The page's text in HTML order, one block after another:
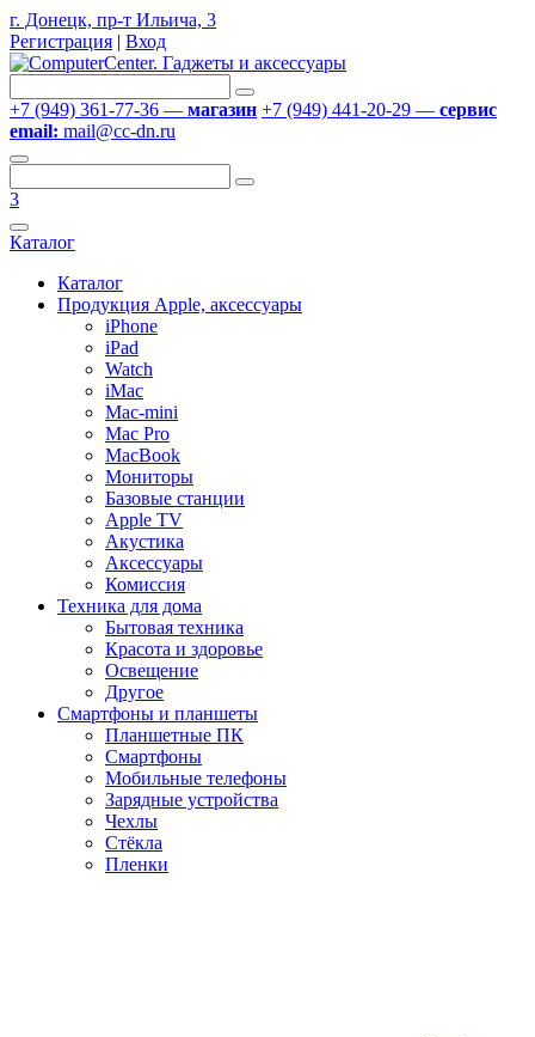
г. Донецк, пр-т Ильича, 3
Регистрация | Вход
+7 (949) 361-77-36 — магазин +7 (949) 441-20-29 — сервис
email: mail@cc-dn.ru
3
Каталог
Каталог
Продукция Apple, аксессуары
iPhone
iPad
Watch
iMac
Mac-mini
Mac Pro
MacBook
Мониторы
Базовые станции
Apple TV
Акустика
Аксессуары
Комиссия
Техника для дома
Бытовая техника
Красота и здоровье
Освещение
Другое
Смартфоны и планшеты
Планшетные ПК
Смартфоны
Мобильные телефоны
Зарядные устройства
Чехлы
Стёкла
Пленки